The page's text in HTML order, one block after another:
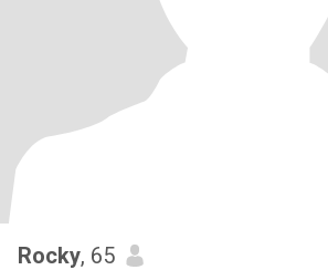
Rocky, 65